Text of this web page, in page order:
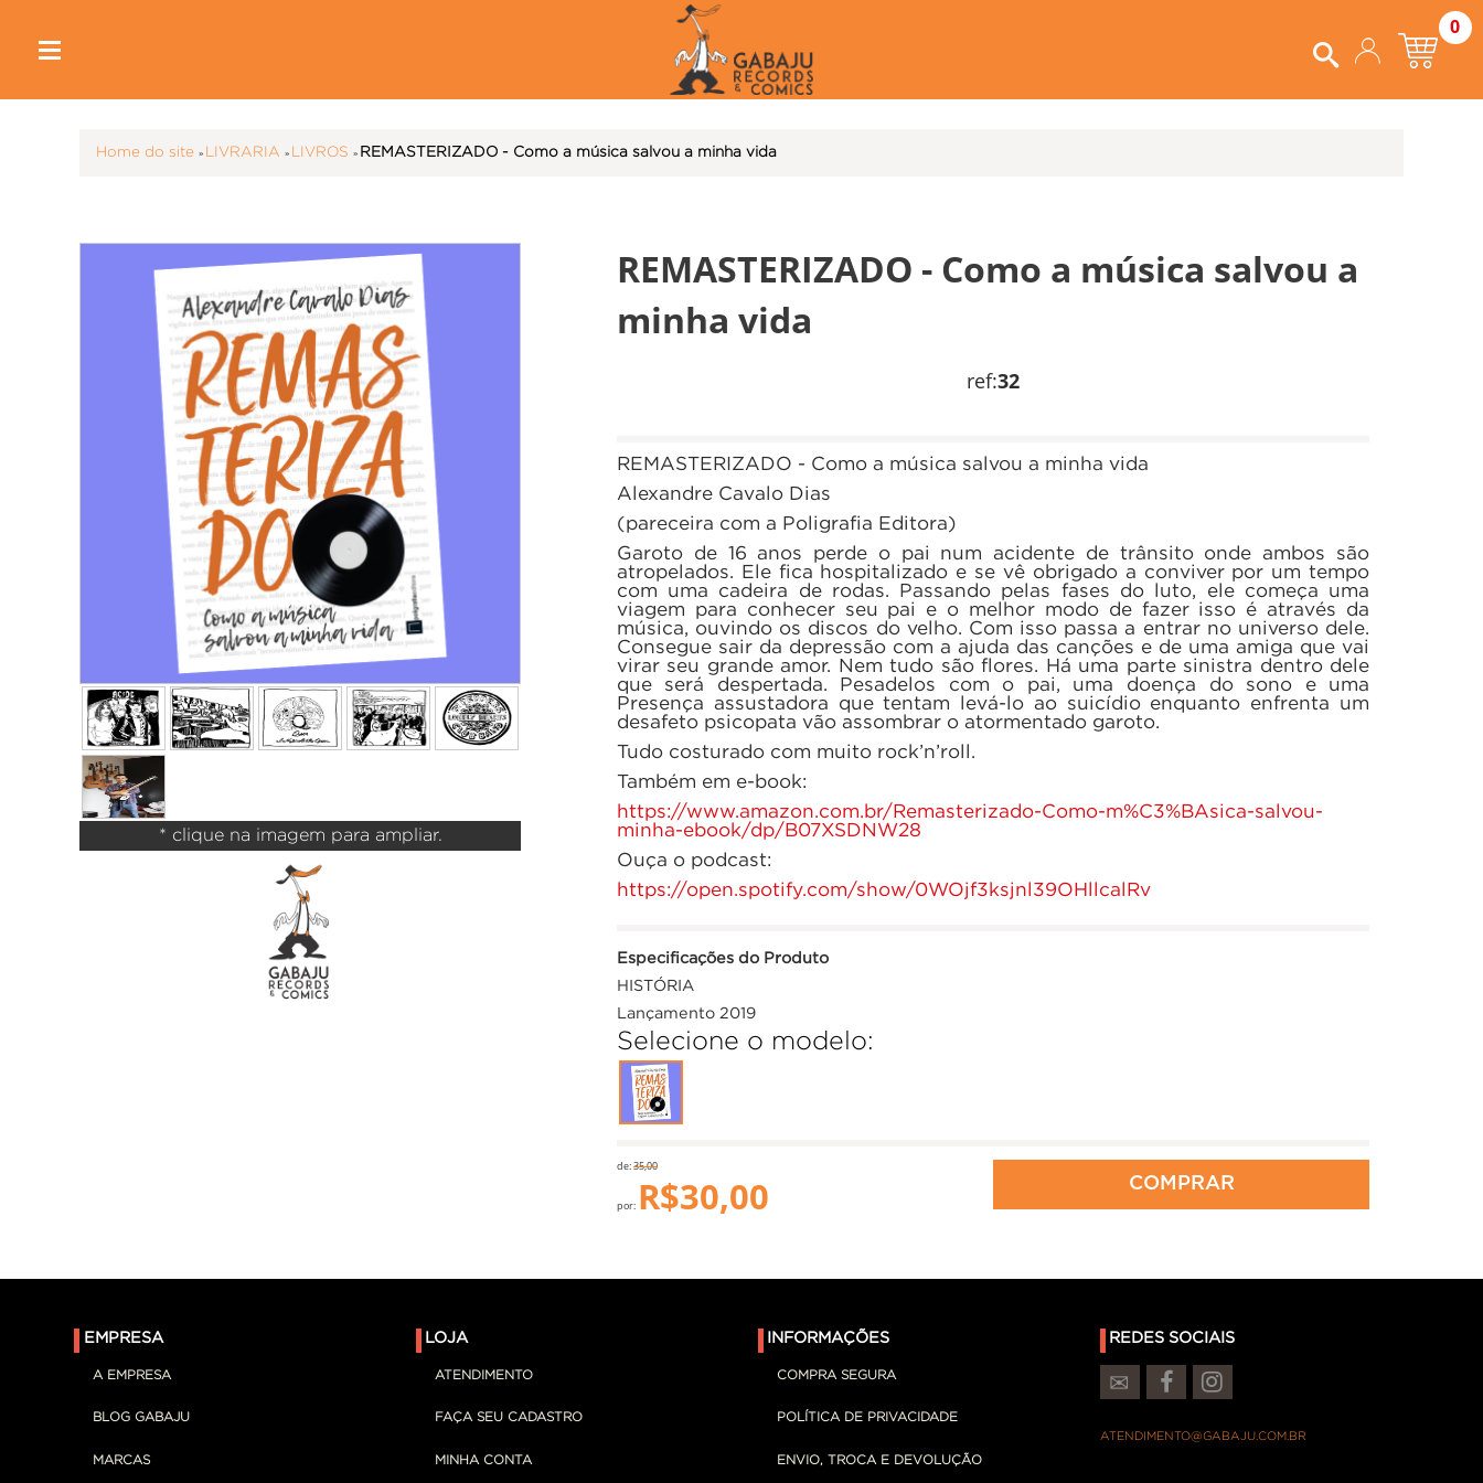
0
Home do site » LIVRARIA » LIVROS » REMASTERIZADO - Como a música salvou a minha vida
* clique na imagem para ampliar.
REMASTERIZADO - Como a música salvou a
minha vida
ref:32
REMASTERIZADO - Como a música salvou a minha vida
Alexandre Cavalo Dias
(pareceira com a Poligrafia Editora)
Garoto de 16 anos perde o pai num acidente de trânsito onde ambos são
atropelados. Ele fica hospitalizado e se vê obrigado a conviver por um tempo
com uma cadeira de rodas. Passando pelas fases do luto, ele começa uma
viagem para conhecer seu pai e o melhor modo de fazer isso é através da
música, ouvindo os discos do velho. Com isso passa a entrar no universo dele.
Consegue sair da depressão com a ajuda das canções e de uma amiga que vai
virar seu grande amor. Nem tudo são flores. Há uma parte sinistra dentro dele
que será despertada. Pesadelos com o pai, uma doença do sono e uma
Presença assustadora que tentam levá-lo ao suicídio enquanto enfrenta um
desafeto psicopata vão assombrar o atormentado garoto.
Tudo costurado com muito rock’n’roll.
Também em e-book:
https://www.amazon.com.br/Remasterizado-Como-m%C3%BAsica-salvou-
minha-ebook/dp/B07XSDNW28
Ouça o podcast:
https://open.spotify.com/show/0WOjf3ksjnl39OHllcalRv
Especificações do Produto
HISTÓRIA
Lançamento 2019
Selecione o modelo:
de:35,00
por: R$30,00 COMPRAR
EMPRESA
A EMPRESA
BLOG GABAJU
MARCAS
LOJA
ATENDIMENTO
FAÇA SEU CADASTRO
MINHA CONTA
INFORMAÇÕES
COMPRA SEGURA
POLÍTICA DE PRIVACIDADE
ENVIO, TROCA E DEVOLUÇÃO
REDES SOCIAIS
ATENDIMENTO@GABAJU.COM.BR